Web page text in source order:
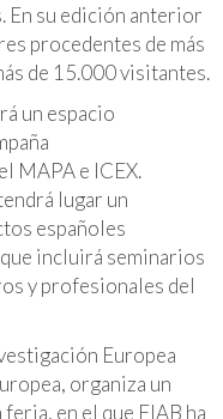
En su edición anterior
procedentes de más
de 15.000 visitantes.
un espacio
MAPA e ICEX.
lugar un
españoles
incluirá seminarios
y profesionales del
Europea
organiza un
en el que FIAB ha